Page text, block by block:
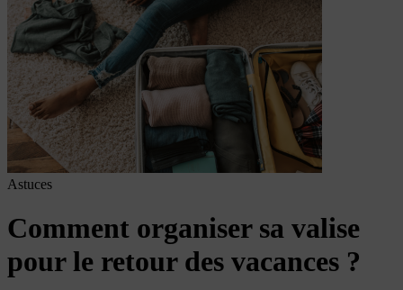
Astuces
Comment organiser sa valise
pour le retour des vacances ?